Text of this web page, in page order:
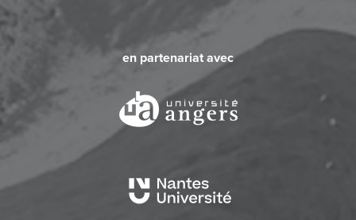
en partenariat avec